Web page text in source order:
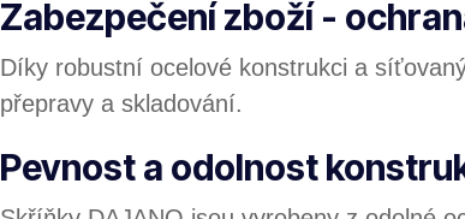
Zabezpečení zboží -
Díky robustní ocelové konstrukci a
přepravy a skladování.
Pevnost a odolnost